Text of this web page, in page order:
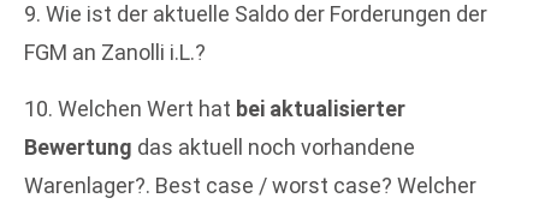
9. Wie ist der aktuelle Saldo der Forderungen der
FGM an Zanolli i.L.?
10. Welchen Wert hat bei aktualisierter
Bewertung das aktuell noch vorhandene
Warenlager?. Best case / worst case? Welcher